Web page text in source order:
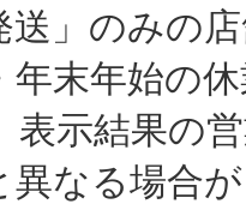
のみの店
末年始の
表示結果の
なる場合が